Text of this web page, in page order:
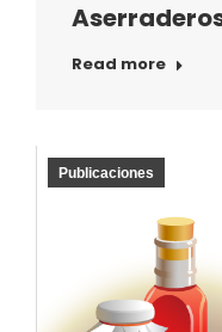
Read more
Publicaciones